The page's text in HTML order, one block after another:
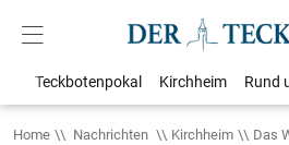
Teckbotenpokal Kirchheim Rund
Home Nachrichten Kirchheim
Das